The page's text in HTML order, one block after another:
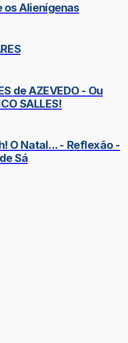
os Alienígenas
de AZEVEDO - Ou
SALLES!
O Natal... - Reflexão -
Sá